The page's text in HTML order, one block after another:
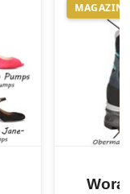
MAGAZIN